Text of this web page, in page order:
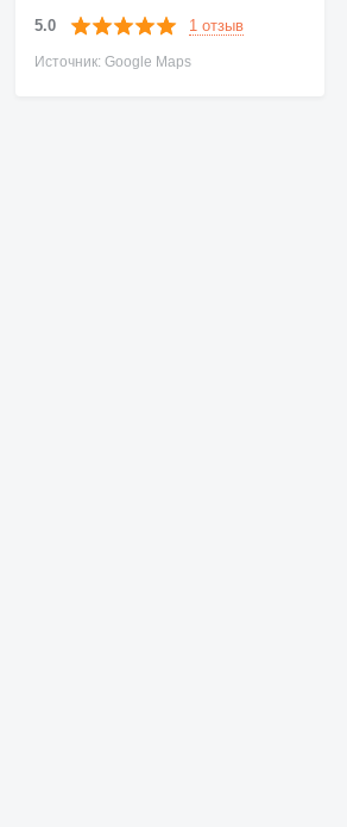
5.0 1 отзыв
Источник: Google Maps